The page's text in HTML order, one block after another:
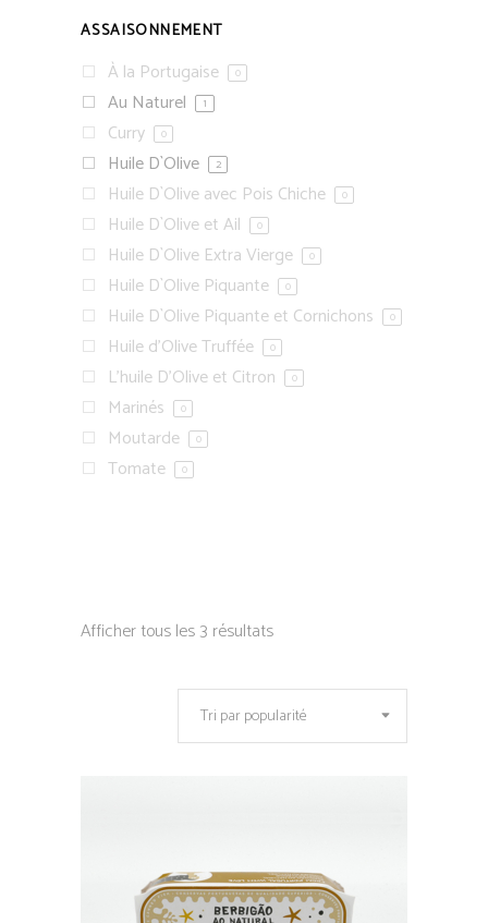
ASSAISONNEMENT
À la Portugaise 0
Au Naturel 1
Curry 0
Huile D`Olive 2
Huile D`Olive avec Pois Chiche 0
Huile D`Olive et Ail 0
Huile D`Olive Extra Vierge 0
Huile D`Olive Piquante 0
Huile D`Olive Piquante et Cornichons 0
Huile d'Olive Truffée 0
L'huile D'Olive et Citron 0
Marinés 0
Moutarde 0
Tomate 0
Afficher tous les 3 résultats
Tri par popularité